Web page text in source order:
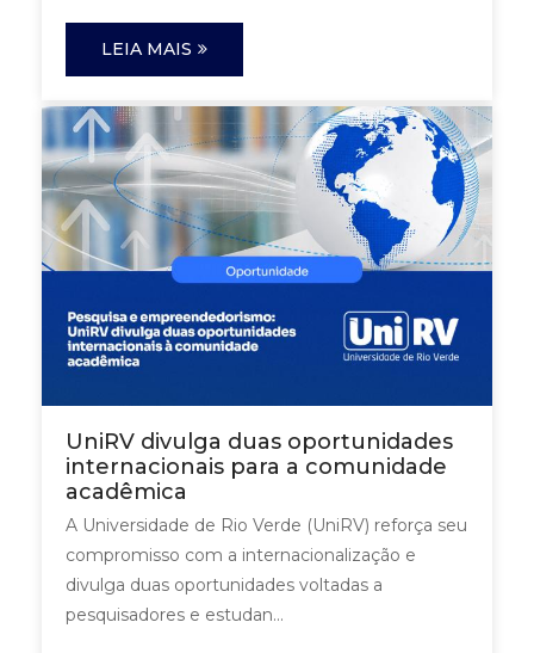
LEIA MAIS
UniRV divulga duas oportunidades
internacionais para a comunidade
acadêmica
A Universidade de Rio Verde (UniRV) reforça seu
compromisso com a internacionalização e
divulga duas oportunidades voltadas a
pesquisadores e estudan...